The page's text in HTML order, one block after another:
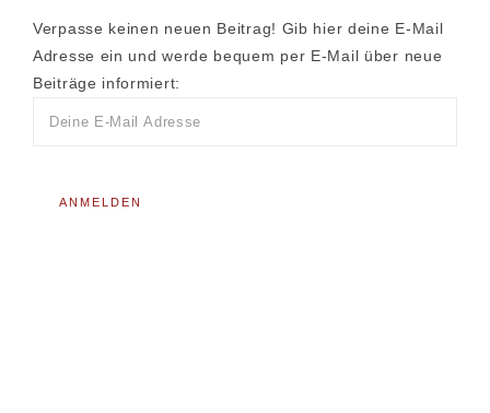
Verpasse keinen neuen Beitrag! Gib hier deine E-Mail
Adresse ein und werde bequem per E-Mail über neue
Beiträge informiert: